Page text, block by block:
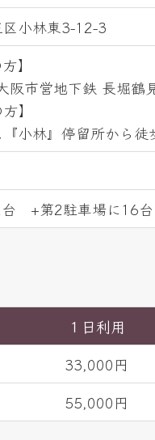
打ち合わせ室(新館)
小林東3-12-3
】
阪市営地下鉄 長堀
】
『小林』停留所から徒
+第2駐車場に16台
１日利用
33,000円
55,000円